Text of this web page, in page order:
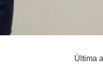
Última